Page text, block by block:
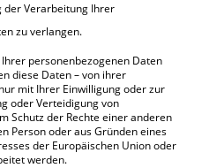
der Verarbeitung Ihrer
zu verlangen.
personenbezogenen Daten
diese Daten – von ihrer
mit Ihrer Einwilligung oder zur
oder Verteidigung von
Schutz der Rechte einer anderen
Person oder aus Gründen eines
der Europäischen Union oder
werden.